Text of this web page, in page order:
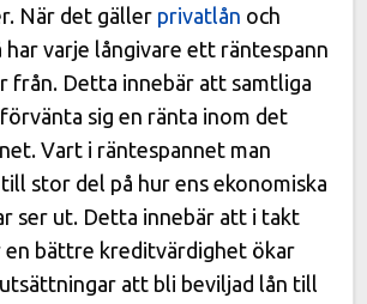
När det gäller privatlån och
har varje långivare ett räntespann
från. Detta innebär att samtliga
sig en ränta inom det
Vart i räntespannet man
stor del på hur ens ekonomiska
ser ut. Detta innebär att i takt
en bättre kreditvärdighet ökar
att bli beviljad lån till